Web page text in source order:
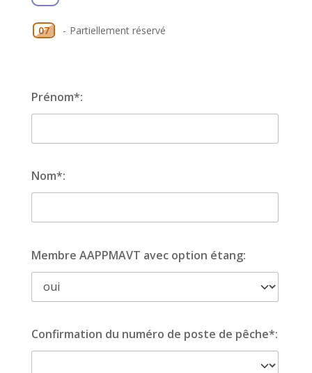
07 - Partiellement réservé
Prénom*:
Nom*:
Membre AAPPMAVT avec option étang:
Confirmation du numéro de poste de pêche*: